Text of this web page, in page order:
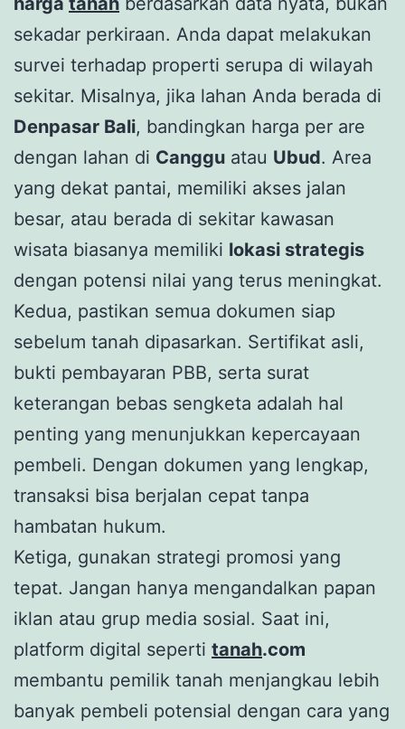
sekadar perkiraan. Anda dapat melakukan
survei terhadap properti serupa di wilayah
sekitar. Misalnya, jika lahan Anda berada di
Denpasar Bali, bandingkan harga per are
dengan lahan di Canggu atau Ubud. Area
yang dekat pantai, memiliki akses jalan
besar, atau berada di sekitar kawasan
wisata biasanya memiliki lokasi strategis
dengan potensi nilai yang terus meningkat.
Kedua, pastikan semua dokumen siap
sebelum tanah dipasarkan. Sertifikat asli,
bukti pembayaran PBB, serta surat
keterangan bebas sengketa adalah hal
penting yang menunjukkan kepercayaan
pembeli. Dengan dokumen yang lengkap,
transaksi bisa berjalan cepat tanpa
hambatan hukum.
Ketiga, gunakan strategi promosi yang
tepat. Jangan hanya mengandalkan papan
iklan atau grup media sosial. Saat ini,
platform digital seperti tanah.com
membantu pemilik tanah menjangkau lebih
banyak pembeli potensial dengan cara yang